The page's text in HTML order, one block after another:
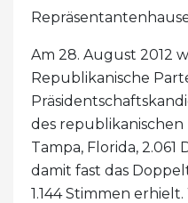
Am 28. August 2012
Republikanische
des republikanischen
Tampa, Florida,
damit fast das
1.144 Stimmen